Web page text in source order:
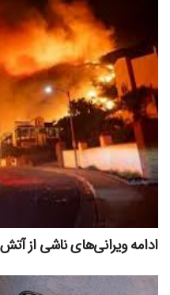
ادامه ویرانی‌های ناشی از